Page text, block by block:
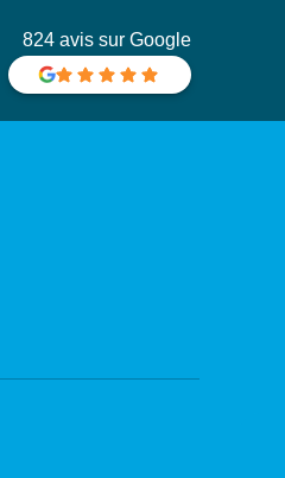
824 avis sur Google